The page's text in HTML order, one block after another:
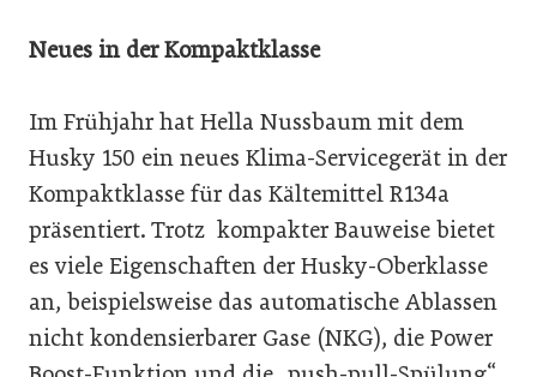
Neues in der Kompaktklasse
Im Frühjahr hat Hella Nussbaum mit dem
Husky 150 ein neues Klima-Servicegerät in der
Kompaktklasse für das Kältemittel R134a
präsentiert. Trotz kompakter Bauweise bietet
es viele Eigenschaften der Husky-Oberklasse
an, beispielsweise das automatische Ablassen
nicht kondensierbarer Gase (NKG), die Power